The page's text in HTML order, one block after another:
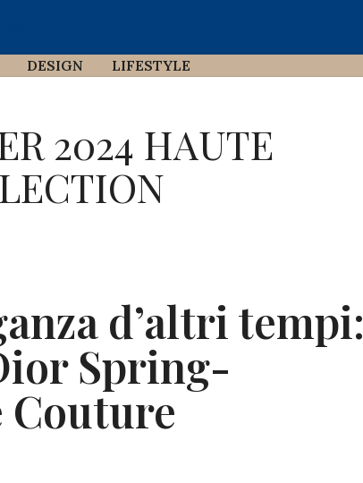
DESIGN LIFESTYLE
2024 HAUTE
d’altri tempi:
Spring-
Couture